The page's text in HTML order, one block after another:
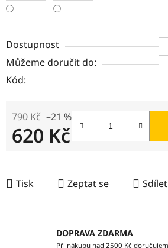
Dostupnost
Můžeme doručit do:
Kód:
790 Kč –21 %
620 Kč
Tisk Zeptat se Sdílet
DOPRAVA ZDARMA
Při nákupu nad 2500 Kč